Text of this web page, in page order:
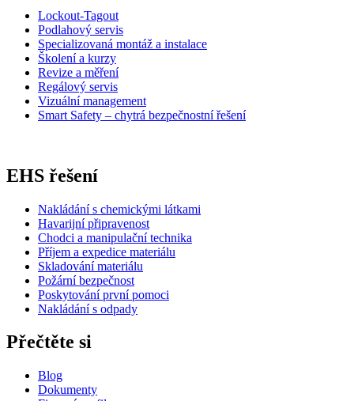
Lockout-Tagout
Podlahový servis
Specializovaná montáž a instalace
Školení a kurzy
Revize a měření
Regálový servis
Vizuální management
Smart Safety – chytrá bezpečnostní řešení
EHS řešení
Nakládání s chemickými látkami
Havarijní připravenost
Chodci a manipulační technika
Příjem a expedice materiálu
Skladování materiálu
Požární bezpečnost
Poskytování první pomoci
Nakládání s odpady
Přečtěte si
Blog
Dokumenty